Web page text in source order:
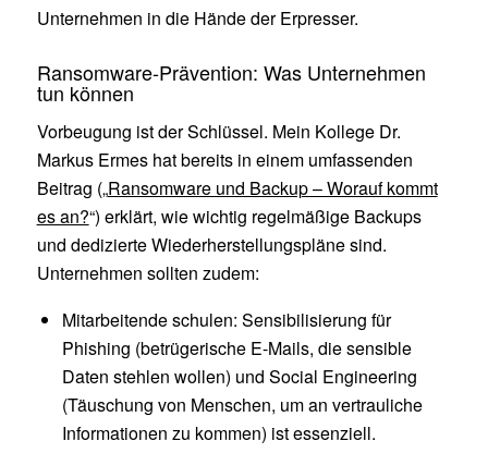
Unternehmen in die Hände der Erpresser.
Ransomware-Prävention: Was Unternehmen
tun können
Vorbeugung ist der Schlüssel. Mein Kollege Dr.
Markus Ermes hat bereits in einem umfassenden
Beitrag („Ransomware und Backup – Worauf kommt
es an?“) erklärt, wie wichtig regelmäßige Backups
und dedizierte Wiederherstellungspläne sind.
Unternehmen sollten zudem:
Mitarbeitende schulen: Sensibilisierung für
Phishing (betrügerische E-Mails, die sensible
Daten stehlen wollen) und Social Engineering
(Täuschung von Menschen, um an vertrauliche
Informationen zu kommen) ist essenziell.